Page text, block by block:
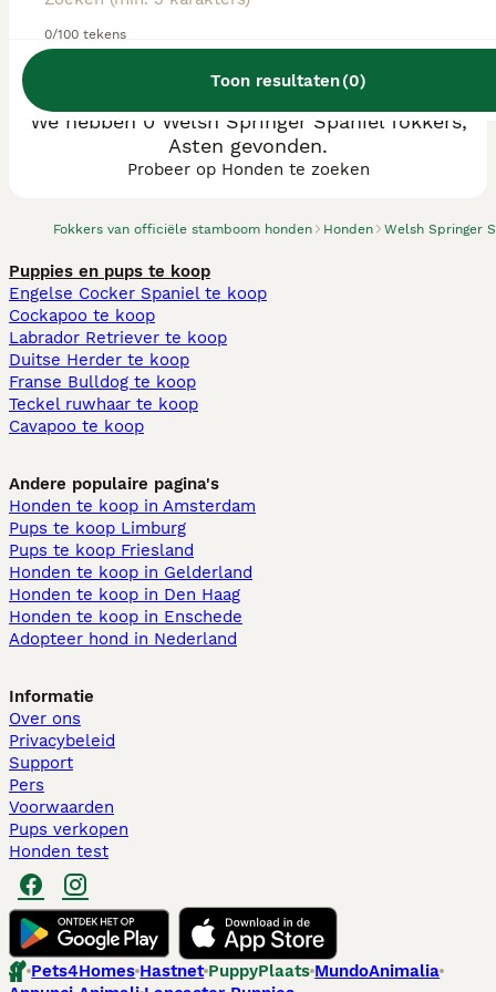
0/100 tekens
Toon resultaten(0)
Fokkers van officiële stamboom honden Honden Welsh Springer
We hebben 0 Welsh Springer Spaniel fokkers,
Asten gevonden.
Probeer op Honden te zoeken
Puppies en pups te koop
Engelse Cocker Spaniel te koop
Cockapoo te koop
Labrador Retriever te koop
Duitse Herder te koop
Franse Bulldog te koop
Teckel ruwhaar te koop
Cavapoo te koop
Andere populaire pagina's
Honden te koop in Amsterdam
Pups te koop Limburg​
Pups te koop Friesland​
Honden te koop in Gelderland
Honden te koop in Den Haag
Honden te koop in Enschede
Adopteer hond in Nederland
Informatie
Over ons
Privacybeleid
Support
Pers
Voorwaarden
Pups verkopen
Honden test
Pets4Homes Hastnet PuppyPlaats MundoAnimalia